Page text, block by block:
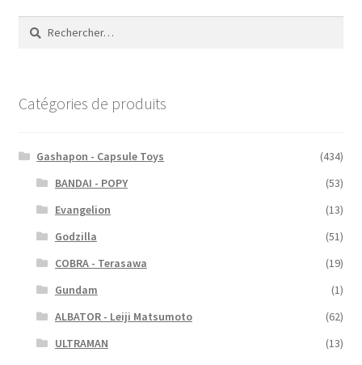
Rechercher :
Catégories de produits
Gashapon - Capsule Toys
(434)
BANDAI - POPY
(53)
Evangelion
(13)
Godzilla
(51)
COBRA - Terasawa
(19)
Gundam
(1)
ALBATOR - Leiji Matsumoto
(62)
ULTRAMAN
(13)